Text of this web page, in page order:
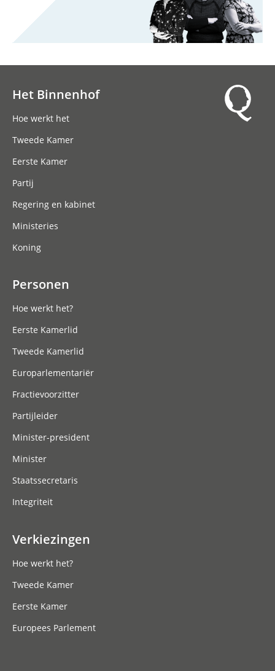
Het Binnenhof
Hoe werkt het
Tweede Kamer
Eerste Kamer
Partij
Regering en kabinet
Ministeries
Koning
Personen
Hoe werkt het?
Eerste Kamerlid
Tweede Kamerlid
Europarlementariër
Fractievoorzitter
Partijleider
Minister-president
Minister
Staatssecretaris
Integriteit
Verkiezingen
Hoe werkt het?
Tweede Kamer
Eerste Kamer
Europees Parlement